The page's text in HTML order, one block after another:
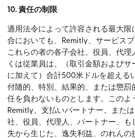
10. 責任の制限
適用法令によって許容される最大限
合においても、Remitly、サービス
これらの者の各子会社、役員、代理
くは従業員は、（取引金額および
に加えて）合計500米ドルを超える
付随的、特別、結果的、または懲罰
任を負わないものとします。このよ
Remitly、支払いパートナー、また
社、役員、代理人、パートナー、も
失から生じた、逸失利益、のれんの